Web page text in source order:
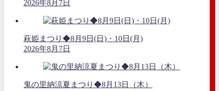
2026年8月7日
萩姫まつり◆8月9日(日)・10日(月)
2026年8月7日
鬼の里納涼夏まつり◆8月13日（木）